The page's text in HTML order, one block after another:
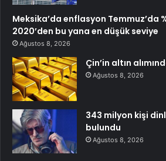
Meksika’da enflasyon Temmuz’da
2020’den bu yana en düşük seviye
Ağustos 8, 2026
Çin’in altın
Ağustos 8, 2026
343 milyon kişi
bulundu
Ağustos 8, 2026